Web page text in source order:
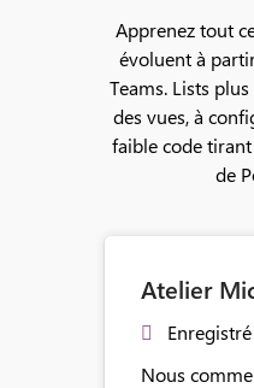
Apprenez tout
évoluent à
Teams. Lists
des vues, à
faible code
de
Atelier
Nous